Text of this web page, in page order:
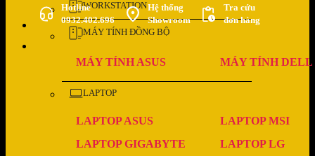
Hotline
0932.402.696
Hệ thống
Showroom
Tra cứu
đơn hàng
WORKSTATION
MÁY TÍNH ĐỒNG BỘ
MÁY TÍNH ASUS MÁY TÍNH DELL
LAPTOP
LAPTOP ASUS
LAPTOP MSI
LAPTOP GIGABYTE
LAPTOP LG